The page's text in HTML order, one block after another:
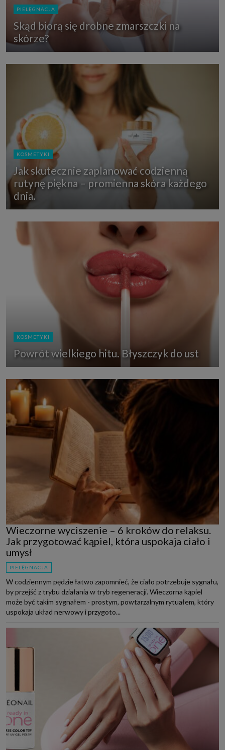
PIELĘGNACJA
Skąd biorą się drobne zmarszczki na
skórze?
KOSMETYKI
Jak skutecznie zaplanować codzienną
rutynę piękna – promienna skóra każdego
dnia.
KOSMETYKI
Powrót wielkiego hitu. Błyszczyk do ust
Wieczorne wyciszenie – 6 kroków do relaksu.
Jak przygotować kąpiel, która uspokaja ciało i
umysł
PIELĘGNACJA
W codziennym pędzie łatwo zapomnieć, że ciało potrzebuje sygnału,
by przejść z trybu działania w tryb regeneracji. Wieczorna kąpiel
może być takim sygnałem - prostym, powtarzalnym rytuałem, który
uspokaja układ nerwowy i przygoto...